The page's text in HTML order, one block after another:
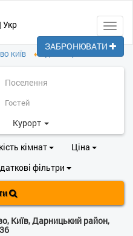
|Укр
КИЇВ ♦
Курорт
кімнат
Ціна
фільтри
Київ, Дарницький район,
ЗАБРОНЮВАТИ